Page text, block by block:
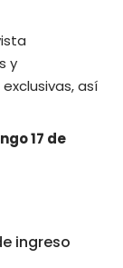
y
así
17 de
ingreso